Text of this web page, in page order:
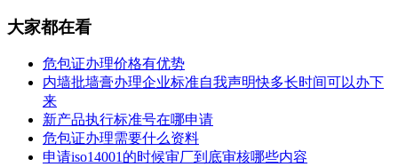
大家都在看
危包证办理价格有优势
内墙批墙膏办理企业标准自我声明快多长时间可以办下
来
新产品执行标准号在哪申请
危包证办理需要什么资料
申请iso14001的时候审厂到底审核哪些内容